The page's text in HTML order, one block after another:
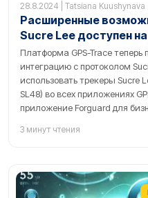
28.8.2024 | Tatsiana Kuushynava
Расширенные
Sucre Lee доступен
Платформа GPS-Trace
интеграцию с протоколом
использовать трекеры Sucre
SL48) во всех приложениях
приложение Forguard для
автомобилей и имущества, и
многое другое в реальном
получать уведомления и
3 минут чтения